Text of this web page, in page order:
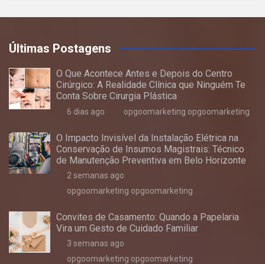
Últimas Postagens
O Que Acontece Antes e Depois do Centro
Cirúrgico: A Realidade Clínica que Ninguém Te
Conta Sobre Cirurgia Plástica
6 dias ago opgoomarketing opgoomarketing
O Impacto Invisível da Instalação Elétrica na
Conservação de Insumos Magistrais: Técnico
de Manutenção Preventiva em Belo Horizonte
2 semanas ago
opgoomarketing opgoomarketing
Convites de Casamento: Quando a Papelaria
Vira um Gesto de Cuidado Familiar
3 semanas ago
opgoomarketing opgoomarketing